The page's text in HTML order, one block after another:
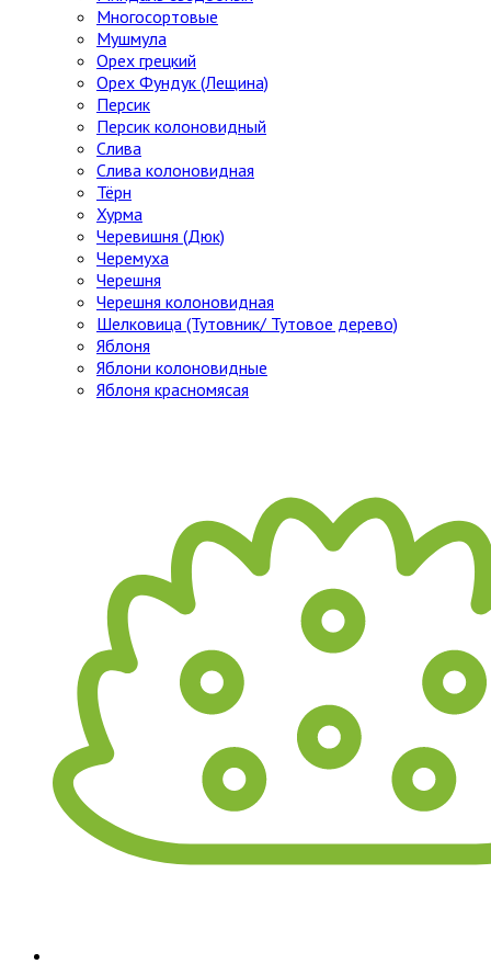
Многосортовые
Мушмула
Орех грецкий
Орех Фундук (Лещина)
Персик
Персик колоновидный
Слива
Слива колоновидная
Тёрн
Хурма
Черевишня (Дюк)
Черемуха
Черешня
Черешня колоновидная
Шелковица (Тутовник/ Тутовое дерево)
Яблоня
Яблони колоновидные
Яблоня красномясая